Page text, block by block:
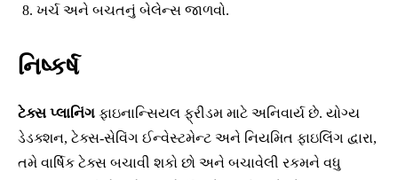
ખર્ચ અને બચતનું બેલેન્સ જાળવો.
નિષ્કર્ષ
ટેક્સ પ્લાનિંગ ફાઇનાન્સિયલ ફ્રીડમ માટે અનિવાર્ય છે. યોગ્ય
ડેડક્શન, ટેક્સ-સેવિંગ ઈન્વેસ્ટમેન્ટ અને નિયમિત ફાઇલિંગ દ્વારા,
તમે વાર્ષિક ટેક્સ બચાવી શકો છો અને બચાવેલી રકમને વધુ